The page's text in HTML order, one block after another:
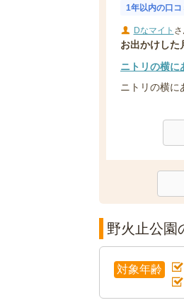
1年以内の口コ
Dなマイト
お出かけした
ニトリの横に
ニトリの横に
野火止公園
対象年齢